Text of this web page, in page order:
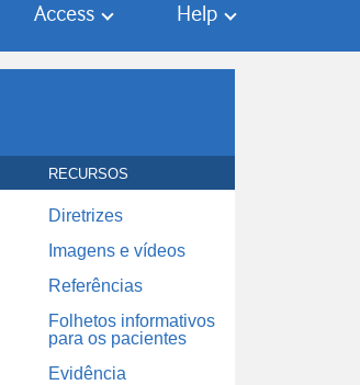
Access Help
RECURSOS
Diretrizes
Imagens e vídeos
Referências
Folhetos informativos
para os pacientes
Evidência